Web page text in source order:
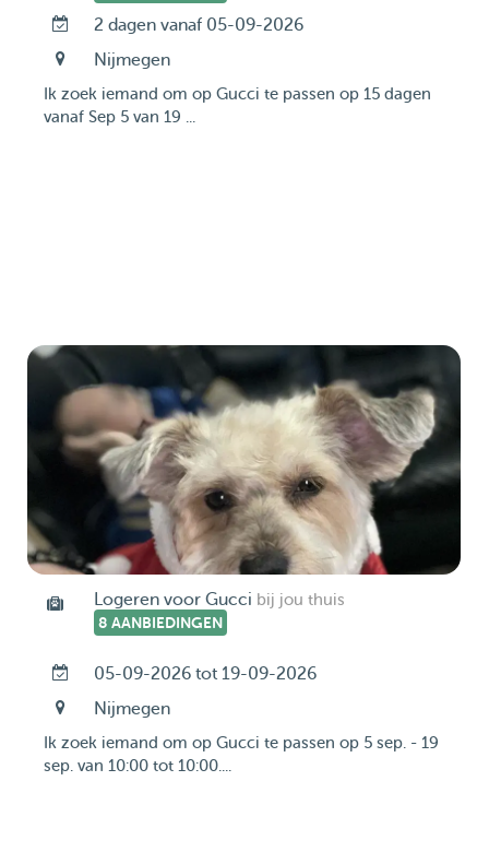
2 dagen vanaf 05-09-2026
Nijmegen
Ik zoek iemand om op Gucci te passen op 15 dagen
vanaf Sep 5 van 19 ...
Logeren voor Gucci bij jou thuis
8 AANBIEDINGEN
05-09-2026 tot 19-09-2026
Nijmegen
Ik zoek iemand om op Gucci te passen op 5 sep. - 19
sep. van 10:00 tot 10:00....